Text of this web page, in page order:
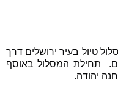
טיול בעיר ירושלים דרך
תחילת המסלול באוסף
יהודה.